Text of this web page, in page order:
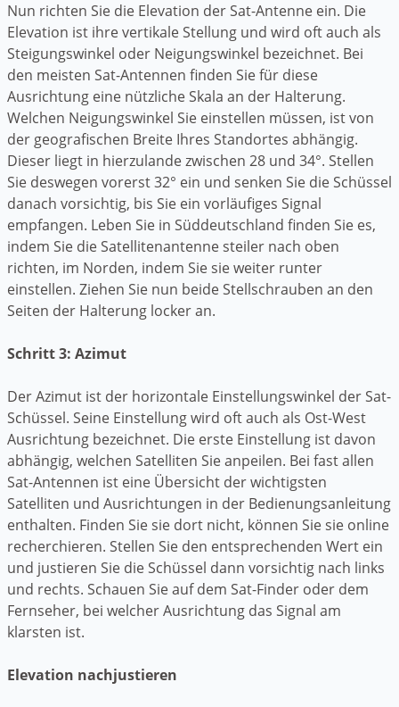
Nun richten Sie die Elevation der Sat-Antenne ein. Die
Elevation ist ihre vertikale Stellung und wird oft auch als
Steigungswinkel oder Neigungswinkel bezeichnet. Bei
den meisten Sat-Antennen finden Sie für diese
Ausrichtung eine nützliche Skala an der Halterung.
Welchen Neigungswinkel Sie einstellen müssen, ist von
der geografischen Breite Ihres Standortes abhängig.
Dieser liegt in hierzulande zwischen 28 und 34°. Stellen
Sie deswegen vorerst 32° ein und senken Sie die Schüssel
danach vorsichtig, bis Sie ein vorläufiges Signal
empfangen. Leben Sie in Süddeutschland finden Sie es,
indem Sie die Satellitenantenne steiler nach oben
richten, im Norden, indem Sie sie weiter runter
einstellen. Ziehen Sie nun beide Stellschrauben an den
Seiten der Halterung locker an.
Schritt 3: Azimut
Der Azimut ist der horizontale Einstellungswinkel der Sat-
Schüssel. Seine Einstellung wird oft auch als Ost-West
Ausrichtung bezeichnet. Die erste Einstellung ist davon
abhängig, welchen Satelliten Sie anpeilen. Bei fast allen
Sat-Antennen ist eine Übersicht der wichtigsten
Satelliten und Ausrichtungen in der Bedienungsanleitung
enthalten. Finden Sie sie dort nicht, können Sie sie online
recherchieren. Stellen Sie den entsprechenden Wert ein
und justieren Sie die Schüssel dann vorsichtig nach links
und rechts. Schauen Sie auf dem Sat-Finder oder dem
Fernseher, bei welcher Ausrichtung das Signal am
klarsten ist.
Elevation nachjustieren